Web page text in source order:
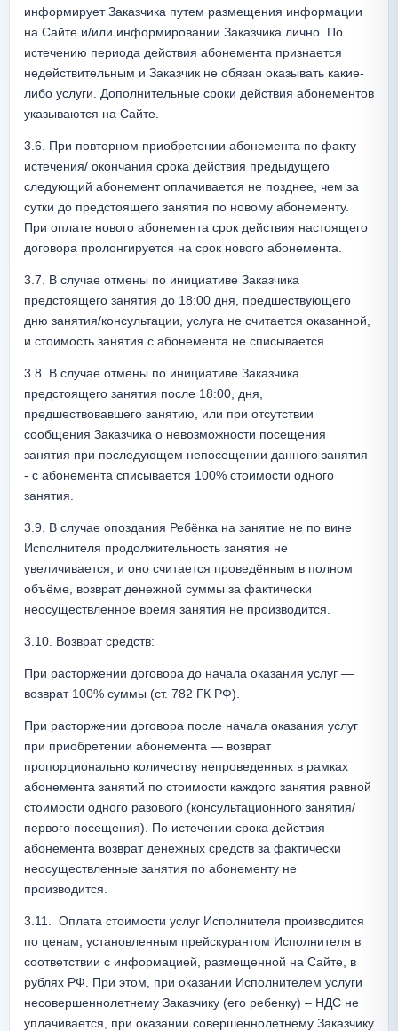
информирует Заказчика путем размещения информации
на Сайте и/или информировании Заказчика лично. По
истечению периода действия абонемента признается
недействительным и Заказчик не обязан оказывать какие-
либо услуги. Дополнительные сроки действия абонементов
указываются на Сайте.
3.6. При повторном приобретении абонемента по факту
истечения/ окончания срока действия предыдущего
следующий абонемент оплачивается не позднее, чем за
сутки до предстоящего занятия по новому абонементу.
При оплате нового абонемента срок действия настоящего
договора пролонгируется на срок нового абонемента.
3.7. В случае отмены по инициативе Заказчика
предстоящего занятия до 18:00 дня, предшествующего
дню занятия/консультации, услуга не считается оказанной,
и стоимость занятия c абонемента не списывается.
3.8. В случае отмены по инициативе Заказчика
предстоящего занятия после 18:00, дня,
предшествовавшего занятию, или при отсутствии
сообщения Заказчика о невозможности посещения
занятия при последующем непосещении данного занятия
- с абонемента списывается 100% стоимости одного
занятия.
3.9. В случае опоздания Ребёнка на занятие не по вине
Исполнителя продолжительность занятия не
увеличивается, и оно считается проведённым в полном
объёме, возврат денежной суммы за фактически
неосуществленное время занятия не производится.
3.10. Возврат средств:
При расторжении договора до начала оказания услуг —
возврат 100% суммы (ст. 782 ГК РФ).
При расторжении договора после начала оказания услуг
при приобретении абонемента — возврат
пропорционально количеству непроведенных в рамках
абонемента занятий по стоимости каждого занятия равной
стоимости одного разового (консультационного занятия/
первого посещения). По истечении срока действия
абонемента возврат денежных средств за фактически
неосуществленные занятия по абонементу не
производится.
3.11.  Оплата стоимости услуг Исполнителя производится
по ценам, установленным прейскурантом Исполнителя в
соответствии с информацией, размещенной на Сайте, в
рублях РФ. При этом, при оказании Исполнителем услуги
несовершеннолетнему Заказчику (его ребенку) – НДС не
уплачивается, при оказании совершеннолетнему Заказчику